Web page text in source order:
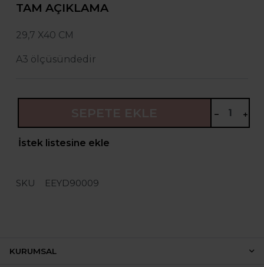
TAM AÇIKLAMA
29,7 X40 CM
A3 ölçüsündedir
İstek listesine ekle
SKU EEYD90009
KURUMSAL